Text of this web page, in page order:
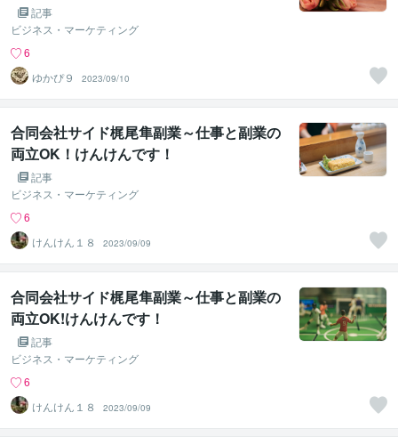
記事
ビジネス・マーケティング
6
ゆかぴ９
2023/09/10
合同会社サイド梶尾隼副業～仕事と副業の
両立OK！けんけんです！
記事
ビジネス・マーケティング
6
けんけん１８
2023/09/09
合同会社サイド梶尾隼副業～仕事と副業の
両立OK!けんけんです！
記事
ビジネス・マーケティング
6
けんけん１８
2023/09/09